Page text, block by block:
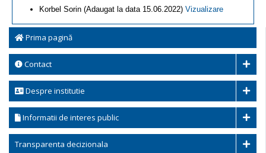
Prima pagină
Contact
Despre institutie
Informatii de interes public
Transparenta decizionala
Korbel Sorin (Adaugat la data 15.06.2022) Vizualizare